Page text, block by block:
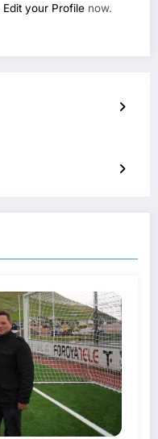
Edit your Profile now.